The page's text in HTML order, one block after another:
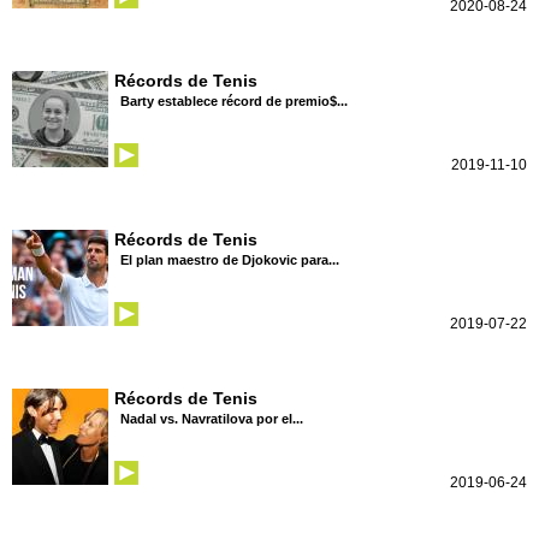
2020-08-24
Récords de Tenis
Barty establece récord de premio$...
2019-11-10
Récords de Tenis
El plan maestro de Djokovic para...
2019-07-22
Récords de Tenis
Nadal vs. Navratilova por el...
2019-06-24